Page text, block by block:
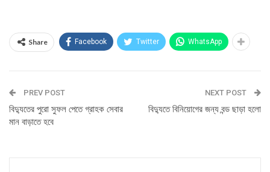
Share Facebook Twitter WhatsApp
PREV POST
বিদ্যুতের পুরো সুফল পেতে গ্রাহক সেবার
মান বাড়াতে হবে
NEXT POST
বিদ্যুতে বিনিয়োগের জন্য বন্ড ছাড়া হলো